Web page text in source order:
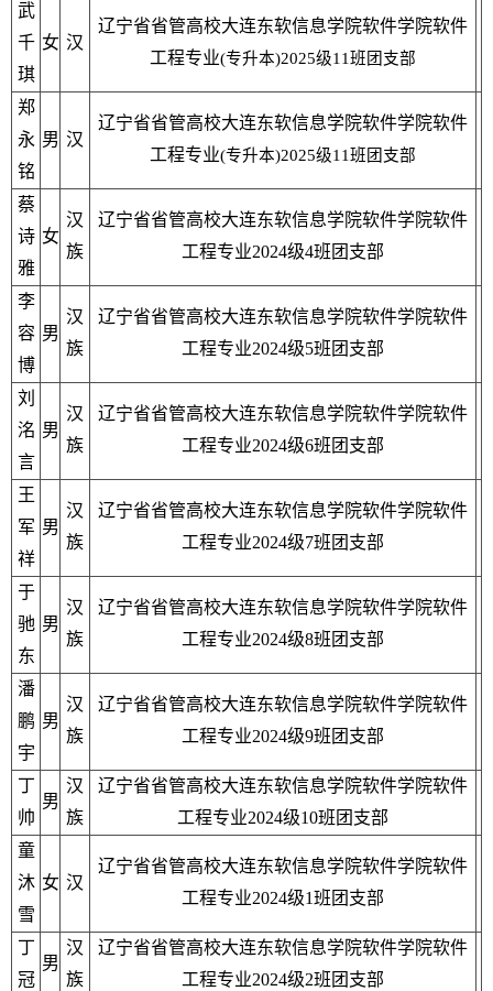
武
千
琪
女 汉
辽宁省省管高校大连东软信息学院软件学院软件
工程专业(专升本)2025级11班团支部
郑
永
铭
男 汉
辽宁省省管高校大连东软信息学院软件学院软件
工程专业(专升本)2025级11班团支部
蔡
诗
雅
女
汉
族
辽宁省省管高校大连东软信息学院软件学院软件
工程专业2024级4班团支部
李
容
博
男
汉
族
辽宁省省管高校大连东软信息学院软件学院软件
工程专业2024级5班团支部
刘
洺
言
男
汉
族
辽宁省省管高校大连东软信息学院软件学院软件
工程专业2024级6班团支部
王
军
祥
男
汉
族
辽宁省省管高校大连东软信息学院软件学院软件
工程专业2024级7班团支部
于
驰
东
男
汉
族
辽宁省省管高校大连东软信息学院软件学院软件
工程专业2024级8班团支部
潘
鹏
宇
男
汉
族
辽宁省省管高校大连东软信息学院软件学院软件
工程专业2024级9班团支部
丁
帅
男
汉
族
辽宁省省管高校大连东软信息学院软件学院软件
工程专业2024级10班团支部
童
沐
雪
女 汉
辽宁省省管高校大连东软信息学院软件学院软件
工程专业2024级1班团支部
丁
冠
男
汉
族
辽宁省省管高校大连东软信息学院软件学院软件
工程专业2024级2班团支部